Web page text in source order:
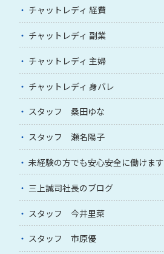
チャットレディ 経費
チャットレディ 副業
チャットレディ 主婦
チャットレディ 身バレ
スタッフ 桑田ゆな
スタッフ 瀬名陽子
未経験の方でも安心安全に働けます
三上誠司社長のブログ
スタッフ 今井里菜
スタッフ 市原優